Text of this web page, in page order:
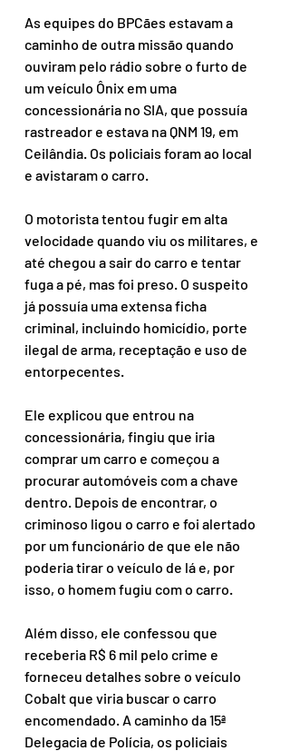
As equipes do BPCães estavam a
caminho de outra missão quando
ouviram pelo rádio sobre o furto de
um veículo Ônix em uma
concessionária no SIA, que possuía
rastreador e estava na QNM 19, em
Ceilândia. Os policiais foram ao local
e avistaram o carro.
O motorista tentou fugir em alta
velocidade quando viu os militares, e
até chegou a sair do carro e tentar
fuga a pé, mas foi preso. O suspeito
já possuía uma extensa ficha
criminal, incluindo homicídio, porte
ilegal de arma, receptação e uso de
entorpecentes.
Ele explicou que entrou na
concessionária, fingiu que iria
comprar um carro e começou a
procurar automóveis com a chave
dentro. Depois de encontrar, o
criminoso ligou o carro e foi alertado
por um funcionário de que ele não
poderia tirar o veículo de lá e, por
isso, o homem fugiu com o carro.
Além disso, ele confessou que
receberia R$ 6 mil pelo crime e
forneceu detalhes sobre o veículo
Cobalt que viria buscar o carro
encomendado. A caminho da 15ª
Delegacia de Polícia, os policiais